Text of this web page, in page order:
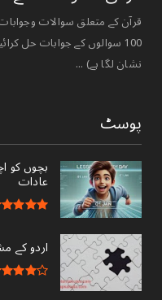
قرآن کے متعلق سوالات
100 سوالوں کے جوابات حل
نشان لگا ہے) ...
پوسٹ
بچوں کو
عادات
اردو کے